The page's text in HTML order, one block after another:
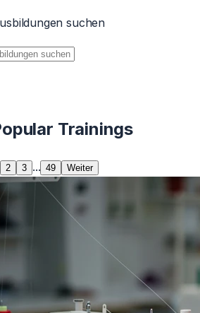
suchen
Trainings
2 3 ... 49 Weiter